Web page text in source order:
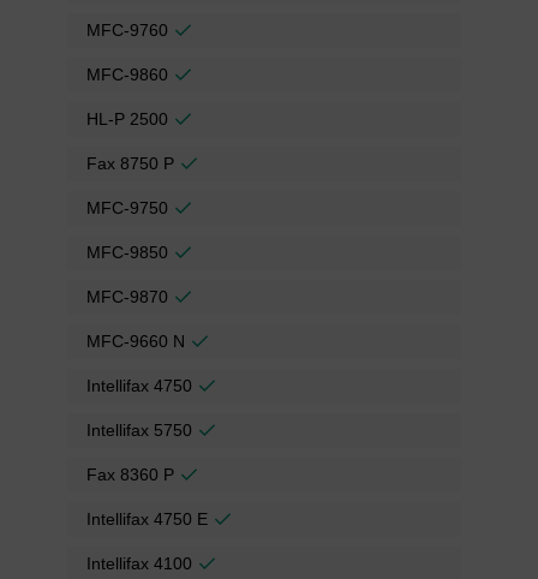
MFC-9760
MFC-9860
HL-P 2500
Fax 8750 P
MFC-9750
MFC-9850
MFC-9870
MFC-9660 N
Intellifax 4750
Intellifax 5750
Fax 8360 P
Intellifax 4750 E
Intellifax 4100